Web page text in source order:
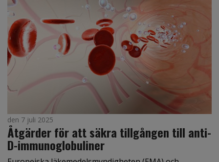
den 7 juli 2025
Åtgärder för att säkra tillgången till anti-
D-immunoglobuliner